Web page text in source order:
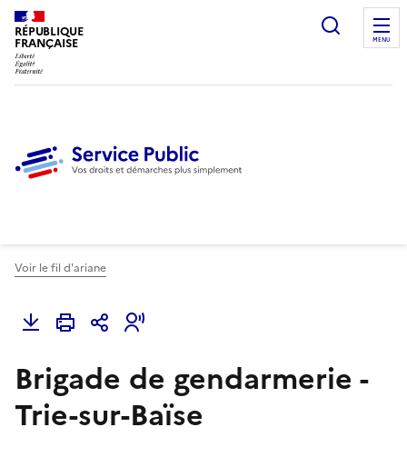
RÉPUBLIQUE
FRANÇAISE
Ouvrir
MENU
Voir le fil d'ariane
Brigade de gendarmerie -
Trie-sur-Baïse